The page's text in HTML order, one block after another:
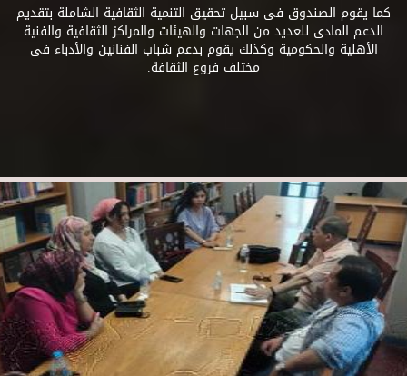
كما يقوم الصندوق فى سبيل تحقيق التنمية الثقافية الشاملة بتقديم
الدعم المادى للعديد من الجهات والهيئات والمراكز الثقافية والفنية
الأهلية والحكومية وكذلك يقوم بدعم شباب الفنانين والأدباء فى
مختلف فروع الثقافة.